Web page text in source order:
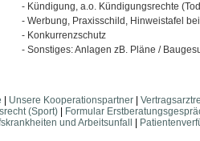
- Kündigung, a.o. Kündigungsrechte
- Werbung, Praxisschild, Hinweistafel
- Konkurrenzschutz
- Sonstiges: Anlagen zB. Pläne /
Unsere Kooperationspartner|
(Sport)|
Formular
und Arbeitsunfall